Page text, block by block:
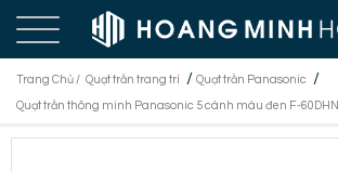
Trang Chủ / Quạt trần trang trí / Quạt trần Panasonic /
Quạt trần thông minh Panasonic 5 cánh màu đen F-60DHN